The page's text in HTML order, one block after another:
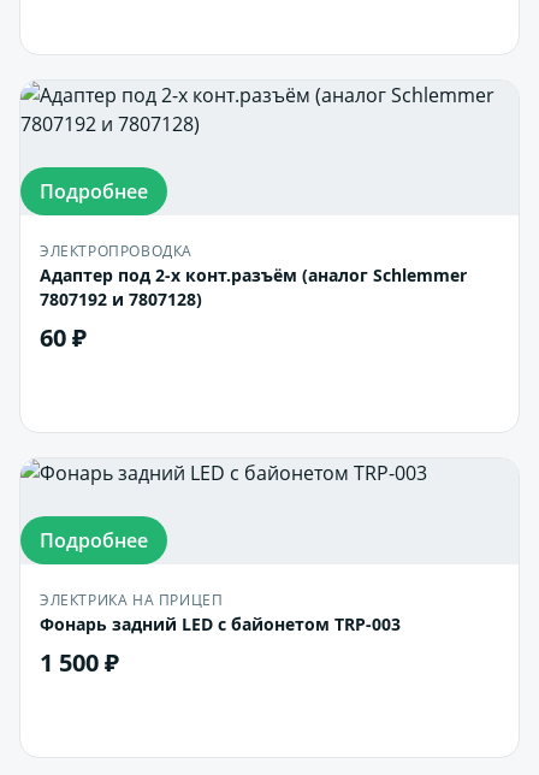
Подробнее
ЭЛЕКТРОПРОВОДКА
Адаптер под 2-х конт.разъём (аналог Schlemmer
7807192 и 7807128)
60 ₽
Подробнее
ЭЛЕКТРИКА НА ПРИЦЕП
Фонарь задний LED с байонетом TRP-003
1 500 ₽